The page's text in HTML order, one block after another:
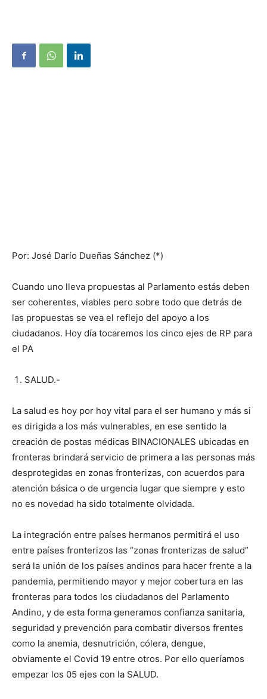
Por: José Darío Dueñas Sánchez (*)
Cuando uno lleva propuestas al Parlamento estás deben
ser coherentes, viables pero sobre todo que detrás de
las propuestas se vea el reflejo del apoyo a los
ciudadanos. Hoy día tocaremos los cinco ejes de RP para
el PA
SALUD.-
La salud es hoy por hoy vital para el ser humano y más si
es dirigida a los más vulnerables, en ese sentido la
creación de postas médicas BINACIONALES ubicadas en
fronteras brindará servicio de primera a las personas más
desprotegidas en zonas fronterizas, con acuerdos para
atención básica o de urgencia lugar que siempre y esto
no es novedad ha sido totalmente olvidada.
La integración entre países hermanos permitirá el uso
entre países fronterizos las “zonas fronterizas de salud”
será la unión de los países andinos para hacer frente a la
pandemia, permitiendo mayor y mejor cobertura en las
fronteras para todos los ciudadanos del Parlamento
Andino, y de esta forma generamos confianza sanitaria,
seguridad y prevención para combatir diversos frentes
como la anemia, desnutrición, cólera, dengue,
obviamente el Covid 19 entre otros. Por ello queríamos
empezar los 05 ejes con la SALUD.